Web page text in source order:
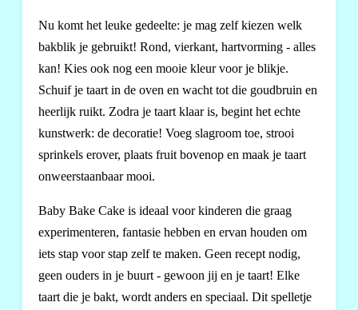
Nu komt het leuke gedeelte: je mag zelf kiezen welk
bakblik je gebruikt! Rond, vierkant, hartvorming - alles
kan! Kies ook nog een mooie kleur voor je blikje.
Schuif je taart in de oven en wacht tot die goudbruin en
heerlijk ruikt. Zodra je taart klaar is, begint het echte
kunstwerk: de decoratie! Voeg slagroom toe, strooi
sprinkels erover, plaats fruit bovenop en maak je taart
onweerstaanbaar mooi.
Baby Bake Cake is ideaal voor kinderen die graag
experimenteren, fantasie hebben en ervan houden om
iets stap voor stap zelf te maken. Geen recept nodig,
geen ouders in je buurt - gewoon jij en je taart! Elke
taart die je bakt, wordt anders en speciaal. Dit spelletje